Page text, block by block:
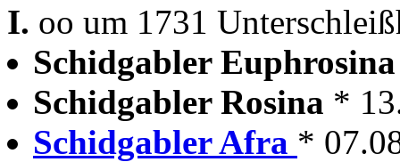
I. oo um 1731
Schidgabler
Schidgabler Rosina *
Schidgabler Afra *